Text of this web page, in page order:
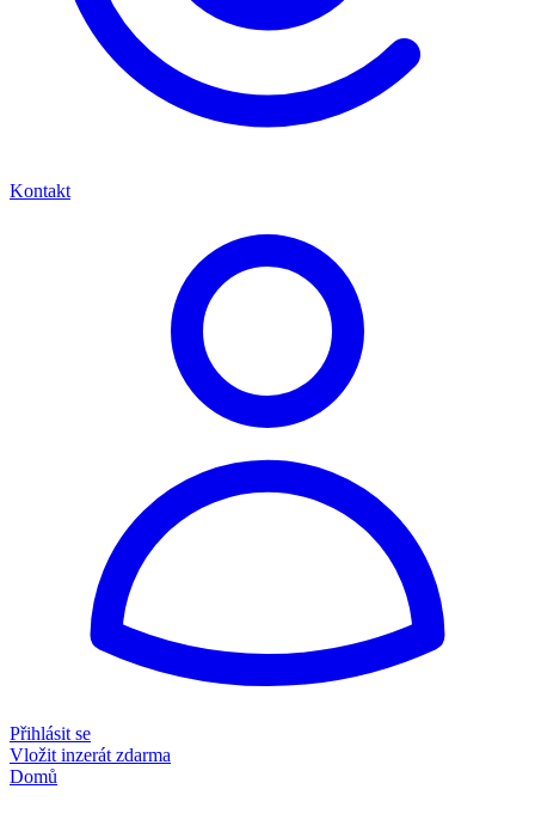
Kontakt
Přihlásit se
Vložit inzerát zdarma
Domů